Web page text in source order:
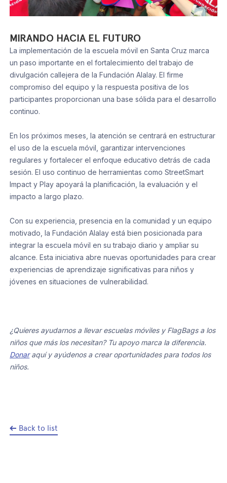
MIRANDO HACIA EL FUTURO
La implementación de la escuela móvil en Santa Cruz marca
un paso importante en el fortalecimiento del trabajo de
divulgación callejera de la Fundación Alalay. El firme
compromiso del equipo y la respuesta positiva de los
participantes proporcionan una base sólida para el desarrollo
continuo.
En los próximos meses, la atención se centrará en estructurar
el uso de la escuela móvil, garantizar intervenciones
regulares y fortalecer el enfoque educativo detrás de cada
sesión. El uso continuo de herramientas como StreetSmart
Impact y Play apoyará la planificación, la evaluación y el
impacto a largo plazo.
Con su experiencia, presencia en la comunidad y un equipo
motivado, la Fundación Alalay está bien posicionada para
integrar la escuela móvil en su trabajo diario y ampliar su
alcance. Esta iniciativa abre nuevas oportunidades para crear
experiencias de aprendizaje significativas para niños y
jóvenes en situaciones de vulnerabilidad.
¿Quieres ayudarnos a llevar escuelas móviles y FlagBags a los
niños que más los necesitan? Tu apoyo marca la diferencia.
Donaraquí y ayúdenos a crear oportunidades para todos los
niños.
Back to list